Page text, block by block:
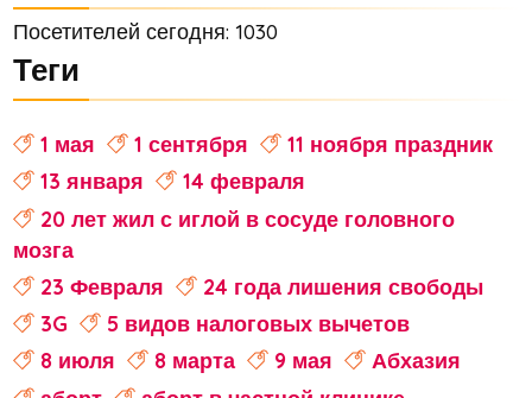
Посетителей сегодня: 1030
Теги
1 мая 1 сентября
11 ноября праздник
13 января
14 февраля
20 лет жил с иглой в сосуде головного
мозга
23 Февраля
24 года лишения свободы
3G
5 видов налоговых вычетов
8 июля
8 марта 9 мая
Абхазия